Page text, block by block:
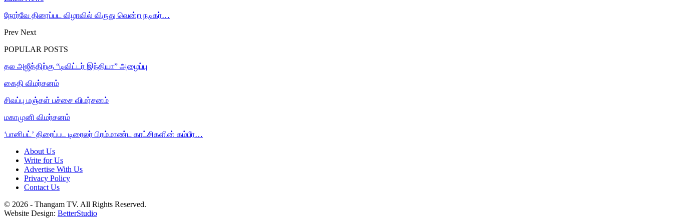
நோர்வே திரைப்பட விழாவில் விருது வென்ற நடிகர்…
Prev Next
POPULAR POSTS
தல அஜீத்திற்கு “டிவிட்டர் இந்தியா” அழைப்பு
கைதி விமர்சனம்
சிவப்பு மஞ்சள் பச்சை விமர்சனம்
மகாமுனி விமர்சனம்
‘பானிபட்’ திரைப்பட டிரைலர் பிரம்மாண்ட காட்சிகளின் கம்பீர…
About Us
Write for Us
Advertise With Us
Privacy Policy
Contact Us
© 2026 - Thangam TV. All Rights Reserved.
Website Design: BetterStudio